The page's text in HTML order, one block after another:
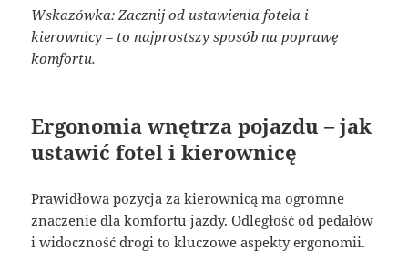
Wskazówka: Zacznij od ustawienia fotela i
kierownicy – to najprostszy sposób na poprawę
komfortu.
Ergonomia wnętrza pojazdu – jak
ustawić fotel i kierownicę
Prawidłowa pozycja za kierownicą ma ogromne
znaczenie dla komfortu jazdy. Odległość od pedałów
i widoczność drogi to kluczowe aspekty ergonomii.